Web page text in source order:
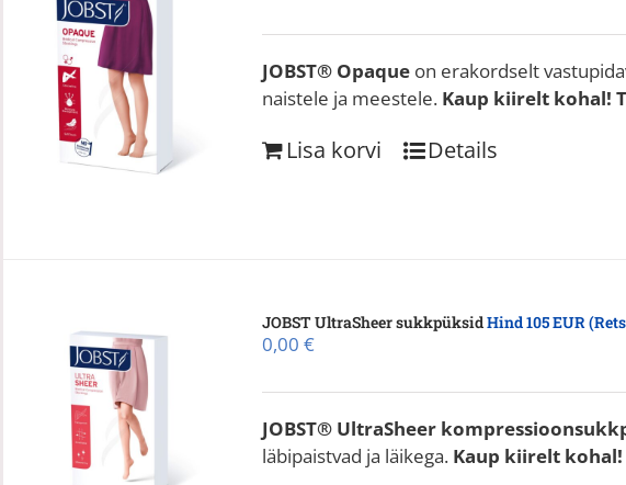
JOBST® Opaque on erakordselt
naistele ja meestele. Kaup kiirelt kohal!
Lisa korvi Details
JOBST UltraSheer sukkpüksidHind 105 EUR
0,00€
JOBST® UltraSheer
läbipaistvad ja läikega. Kaup kiirelt kohal!